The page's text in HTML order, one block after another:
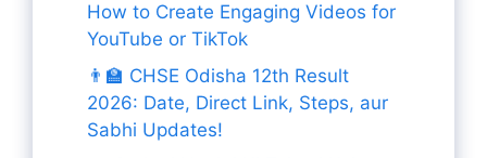
How to Create Engaging Videos for
YouTube or TikTok
👨‍🏫 CHSE Odisha 12th Result
2026: Date, Direct Link, Steps, aur
Sabhi Updates!